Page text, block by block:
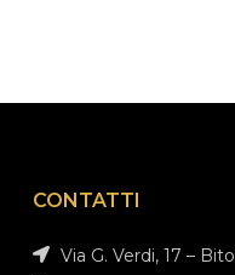
CONTATTI
Via G. Verdi, 17 –